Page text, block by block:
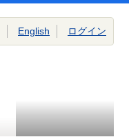
English ログイン